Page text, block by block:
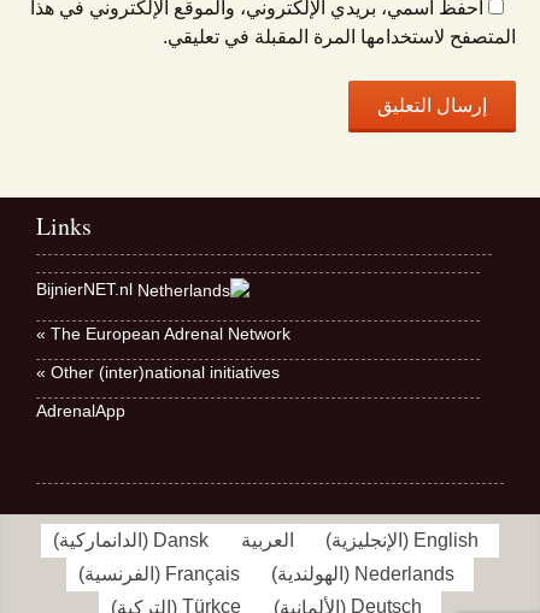
احفظ اسمي، بريدي الإلكتروني، والموقع الإلكتروني في هذا
المتصفح لاستخدامها المرة المقبلة في تعليقي.
Links
BijnierNET.nl
The European Adrenal Network »
Other (inter)national initiatives »
AdrenalApp
English
(الإنجليزية) العربية Dansk
(الدانماركية)
Nederlands
( الهولندية)
Français
( الفرنسية)
Deutsch
(الألمانية)
Türkçe
(التركية)